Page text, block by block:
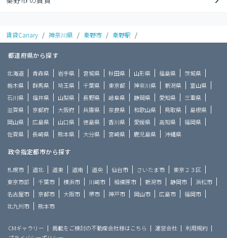
賃貸Canary / 神奈川県 / 秦野市 / 秦野駅 /
都道府県から探す
北海道 青森県 岩手県 宮城県 秋田県 山形県 福島県
茨城県
栃木県
群馬県 埼玉県 千葉県 東京都 神奈川県 新潟県
富山県
石川県
福井県 山梨県 長野県 岐阜県 静岡県 愛知県
三重県
滋賀県
京都府 大阪府 兵庫県 奈良県 和歌山県 鳥取県
島根県
岡山県
広島県 山口県 徳島県 香川県 愛媛県 高知県
福岡県
佐賀県
長崎県 熊本県 大分県 宮崎県 鹿児島県 沖縄県
政令指定都市から探す
札幌市 道北 道東 道南 道央 仙台市 さいたま市
東京２３区
東京市部
千葉市 横浜市 川崎市 相模原市 新潟市 静岡市
浜松市
名古屋市
京都市 大阪市 堺市 神戸市 岡山市 広島市
福岡市
北九州市
熊本市
CMギャラリー 掲載をご検討の不動産会社様はこちら 運営会社
利用規約